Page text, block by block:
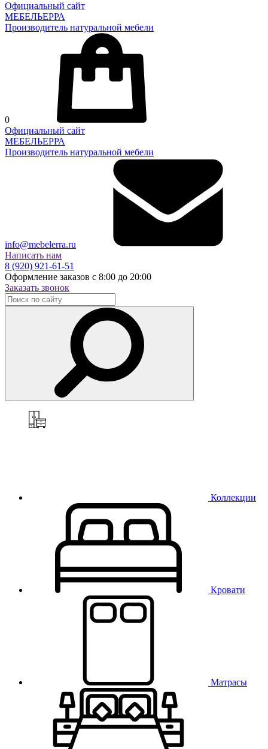
Официальный сайт
МЕБЕЛЬЕРРА
Производитель натуральной мебели
0
Официальный сайт
МЕБЕЛЬЕРРА
Производитель натуральной мебели
info@mebelerra.ru
Написать нам
8 (920) 921-61-51
Оформление заказов с 8:00 до 20:00
Заказать звонок
Коллекции
Кровати
Матрасы